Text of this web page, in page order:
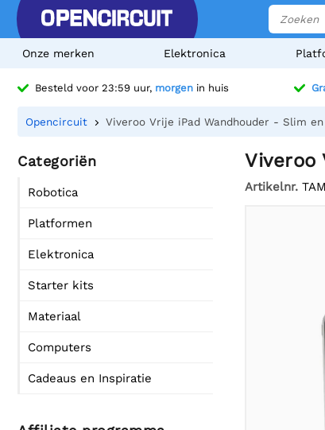
Onze merken Elektronica
Besteld voor 23:59 uur, morgen in huis
Opencircuit Viveroo Vrije iPad Wandhouder - Slim
Categoriën
Robotica
Platformen
Elektronica
Starter kits
Materiaal
Computers
Cadeaus en Inspiratie
Viveroo
Artikelnr.